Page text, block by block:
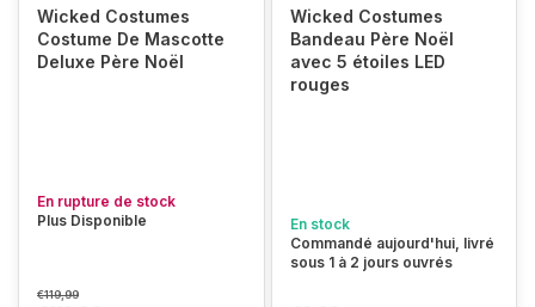
Wicked Costumes
Costume De Mascotte
Deluxe Père Noël
En rupture de stock
Plus Disponible
€119,99
Wicked Costumes
Bandeau Père Noël
avec 5 étoiles LED
rouges
En stock
Commandé aujourd'hui, livré
sous 1 à 2 jours ouvrés